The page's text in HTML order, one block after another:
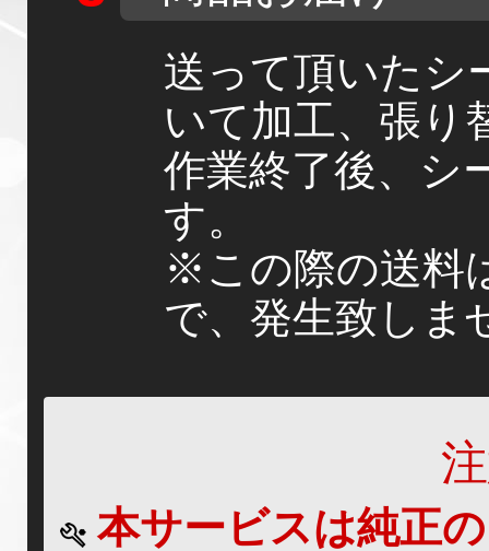
送って頂いたシ
いて加工、張り
作業終了後、シ
す。
※この際の送料
で、発生致しま
本サービスは純正